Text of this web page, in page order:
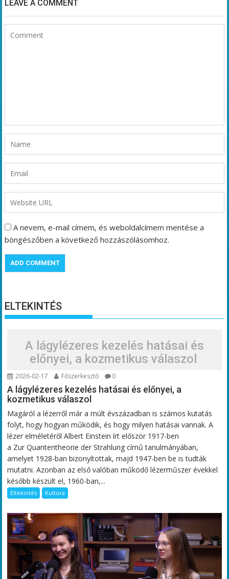
LEAVE A COMMENT
A nevem, e-mail címem, és weboldalcímem mentése a
böngészőben a következő hozzászólásomhoz.
ELTEKINTÉS
A lágylézeres kezelés hatásai és
előnyei, a kozmetikus válaszol
2026-02-17 Főszerkesztő 0
A lágylézeres kezelés hatásai és előnyei, a
kozmetikus válaszol
Magáról a lézerről már a múlt évszázadban is számos kutatás
folyt, hogy hogyan működik, és hogy milyen hatásai vannak. A
lézer elméletéről Albert Einstein írt először 1917-ben
a Zur Quantentheorie der Strahlung című tanulmányában,
amelyet 1928-ban bizonyítottak, majd 1947-ben be is tudták
mutatni. Azonban az első valóban működő lézerműszer évekkel
később készült el, 1960-ban,...
Eltekintés Kultúra